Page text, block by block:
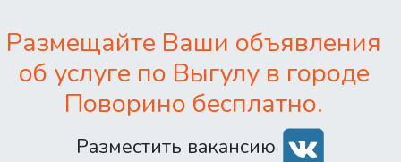
Размещайте Ваши объявления
об услуге по Выгулу в городе
Поворино бесплатно.
Разместить вакансию